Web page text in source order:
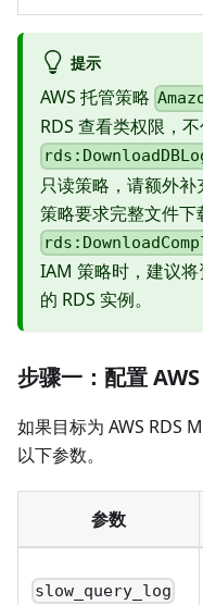
提示
AWS 托管策略
RDS 查看类权限，
只读策略，请额外
策略要求完整文件
IAM 策略时，建议
的 RDS 实例。
步骤一：配置
如果目标为 AWS RDS
以下参数。
参数
slow_query_log